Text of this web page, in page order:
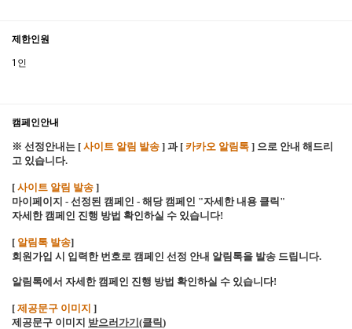
제한인원
1인
캠페인안내
※ 선정안내는 [ 사이트 알림 발송 ] 과 [ 카카오 알림톡 ] 으로 안내 해드리
고 있습니다.
[ 사이트 알림 발송 ]
마이페이지 - 선정된 캠페인 - 해당 캠페인 "자세한 내용 클릭"
자세한 캠페인 진행 방법 확인하실 수 있습니다!
[ 알림톡 발송]
회원가입 시 입력한 번호로 캠페인 선정 안내 알림톡을 발송 드립니다.
알림톡에서 자세한 캠페인 진행 방법 확인하실 수 있습니다!
[ 제공문구 이미지 ]
제공문구 이미지 받으러가기(클릭 )